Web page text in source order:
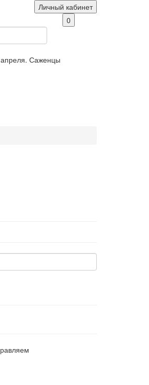
Личный кабинет
0
апреля. Саженцы